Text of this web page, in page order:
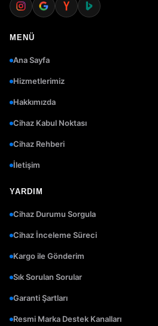
MENÜ
Ana Sayfa
Hizmetlerimiz
Hakkımızda
Cihaz Kabul Noktası
Cihaz Rehberi
İletişim
YARDIM
Cihaz Durumu Sorgula
Cihaz İnceleme Süreci
Kargo ile Gönderim
Sık Sorulan Sorular
Garanti Şartları
Resmi Marka Destek Kanalları